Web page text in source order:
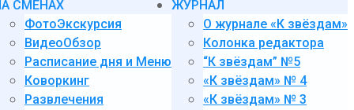
СМЕНАХ
ФотоЭкскурсия
ВидеоОбзор
Расписание дня и Меню
Коворкинг
Развлечения
ЖУРНАЛ
О журнале «К звёздам»
Колонка редактора
“К звёздам” №5
«К звёздам» № 4
«К звёздам» № 3